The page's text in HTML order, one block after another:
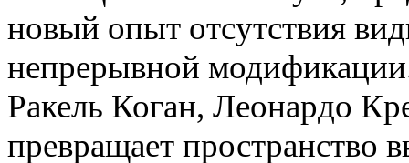
новый опыт отсутствия
непрерывной
Ракель Коган, Леонардо
превращает пространство